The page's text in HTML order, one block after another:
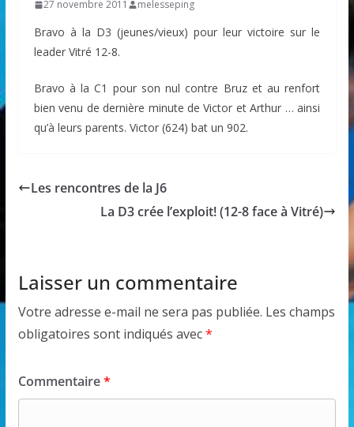
27 novembre 2011 melesseping
Bravo à la D3 (jeunes/vieux) pour leur victoire sur le
leader Vitré 12-8.
Bravo à la C1 pour son nul contre Bruz et au renfort
bien venu de dernière minute de Victor et Arthur … ainsi
qu’à leurs parents. Victor (624) bat un 902.
Les rencontres de la J6
La D3 crée l’exploit! (12-8 face à Vitré)
Laisser un commentaire
Votre adresse e-mail ne sera pas publiée. Les champs
obligatoires sont indiqués avec*
Commentaire*